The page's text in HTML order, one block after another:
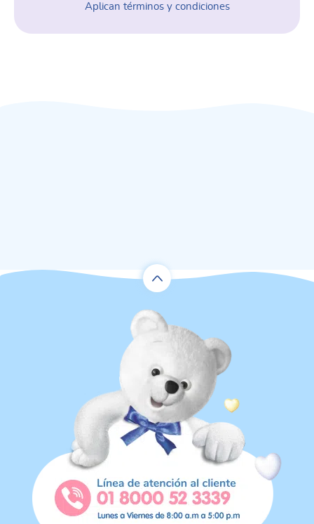
Aplican términos y condiciones